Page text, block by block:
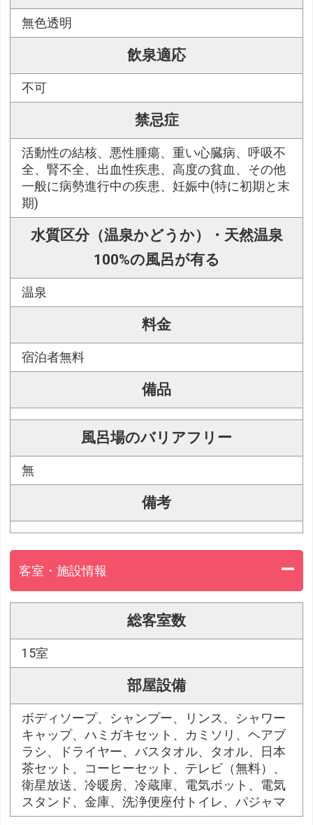
無色透明
飲泉適応
不可
禁忌症
活動性の結核、悪性腫瘍、重い心臓病、呼吸不
全、腎不全、出血性疾患、高度の貧血、その他
一般に病勢進行中の疾患、妊娠中(特に初期と末
期)
水質区分（温泉かどうか）・天然温泉
100%の風呂が有る
温泉
料金
宿泊者無料
備品
風呂場のバリアフリー
無
備考
客室・施設情報
総客室数
15室
部屋設備
ボディソープ、シャンプー、リンス、シャワー
キャップ、ハミガキセット、カミソリ、ヘアブ
ラシ、ドライヤー、バスタオル、タオル、日本
茶セット、コーヒーセット、テレビ（無料）、
衛星放送、冷暖房、冷蔵庫、電気ポット、電気
スタンド、金庫、洗浄便座付トイレ、パジャマ